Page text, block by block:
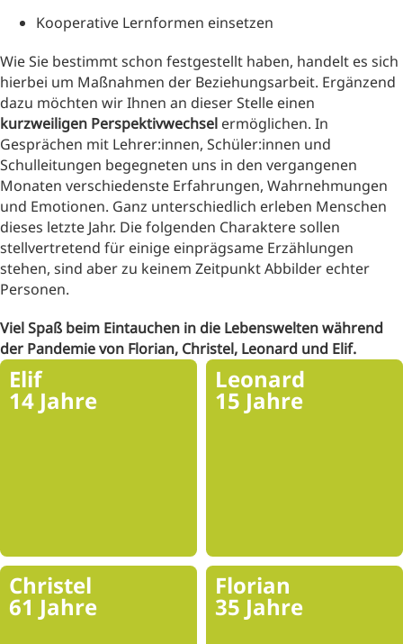
Kooperative Lernformen einsetzen
Wie Sie bestimmt schon festgestellt haben, handelt es sich
hierbei um Maßnahmen der Beziehungsarbeit. Ergänzend
dazu möchten wir Ihnen an dieser Stelle einen
kurzweiligen Perspektivwechsel ermöglichen. In
Gesprächen mit Lehrer:innen, Schüler:innen und
Schulleitungen begegneten uns in den vergangenen
Monaten verschiedenste Erfahrungen, Wahrnehmungen
und Emotionen. Ganz unterschiedlich erleben Menschen
dieses letzte Jahr. Die folgenden Charaktere sollen
stellvertretend für einige einprägsame Erzählungen
stehen, sind aber zu keinem Zeitpunkt Abbilder echter
Personen.
Viel Spaß beim Eintauchen in die Lebenswelten während
der Pandemie von Florian, Christel, Leonard und Elif.
Elif
14 Jahre
Leonard
15 Jahre
Christel
61 Jahre
Florian
35 Jahre